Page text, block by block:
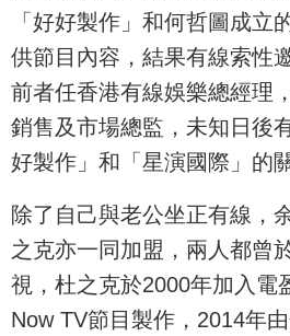
「好好製作」和何哲圖成立
供節目內容，結果有線索性
前者任香港有線娛樂總經理
銷售及市場總監，未知日後
好製作」和「星演國際」的
除了自己與老公坐正有線，
之克亦一同加盟，兩人都曾
視，杜之克於2000年加入電
Now TV節目製作，2014年